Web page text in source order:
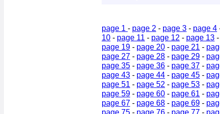
page 1 - page 2 - page 3 - page 4
10 - page 11 - page 12 - page 13
page 19 - page 20 - page 21 -
page 27 - page 28 - page 29 -
page 35 - page 36 - page 37 -
page 43 - page 44 - page 45 -
page 51 - page 52 - page 53 -
page 59 - page 60 - page 61 -
page 67 - page 68 - page 69 -
page 75 - page 76 - page 77 -